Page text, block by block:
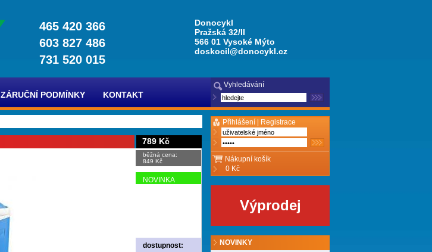
465 420 366
603 827 486
731 520 015
Donocykl
Pražská 32/II
566 01 Vysoké Mýto
doskocil@donocykl.cz
ZÁRUČNÍ PODMÍNKY KONTAKT
Vyhledávání
789 Kč
běžná cena:
849 Kč
NOVINKA
dostupnost:
Přihlášení | Registrace
Nákupní košík
0 Kč
Výprodej
NOVINKY